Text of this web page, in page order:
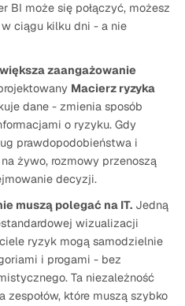
BI może się połączyć, możesz
ciągu kilku dni - a nie
zaangażowanie
Macierz ryzyka
dane - zmienia sposób
o ryzyku. Gdy
prawdopodobieństwa i
żywo, rozmowy przenoszą
decyzji.
muszą polegać na IT. Jedną
wizualizacji
ryzyk mogą samodzielnie
i progami - bez
Ta niezależność
zespołów, które muszą szybko